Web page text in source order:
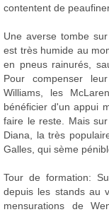
contentent de
Une averse tombe
est très humide au
en pneus rainurés,
Pour compenser
Williams, les
bénéficier d'un appui
faire le reste. Mais
Diana, la très
Galles, qui sème
Tour de formation:
depuis les stands au
mensurations de